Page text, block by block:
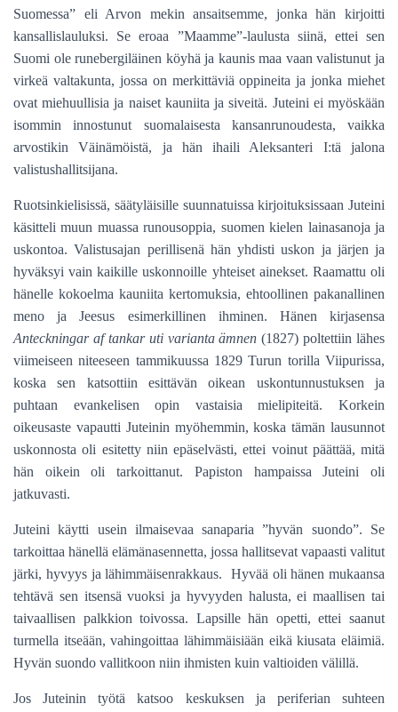
Suomessa” eli Arvon mekin ansaitsemme, jonka hän kirjoitti
kansallislauluksi. Se eroaa ”Maamme”-laulusta siinä, ettei sen
Suomi ole runebergiläinen köyhä ja kaunis maa vaan valistunut ja
virkeä valtakunta, jossa on merkittäviä oppineita ja jonka miehet
ovat miehuullisia ja naiset kauniita ja siveitä. Juteini ei myöskään
isommin innostunut suomalaisesta kansanrunoudesta, vaikka
arvostikin Väinämöistä, ja hän ihaili Aleksanteri I:tä jalona
valistushallitsijana.
Ruotsinkielisissä, säätyläisille suunnatuissa kirjoituksissaan Juteini
käsitteli muun muassa runousoppia, suomen kielen lainasanoja ja
uskontoa. Valistusajan perillisenä hän yhdisti uskon ja järjen ja
hyväksyi vain kaikille uskonnoille yhteiset ainekset. Raamattu oli
hänelle kokoelma kauniita kertomuksia, ehtoollinen pakanallinen
meno ja Jeesus esimerkillinen ihminen. Hänen kirjasensa
Anteckningar af tankar uti varianta ämnen (1827) poltettiin lähes
viimeiseen niteeseen tammikuussa 1829 Turun torilla Viipurissa,
koska sen katsottiin esittävän oikean uskontunnustuksen ja
puhtaan evankelisen opin vastaisia mielipiteitä. Korkein
oikeusaste vapautti Juteinin myöhemmin, koska tämän lausunnot
uskonnosta oli esitetty niin epäselvästi, ettei voinut päättää, mitä
hän oikein oli tarkoittanut. Papiston hampaissa Juteini oli
jatkuvasti.
Juteini käytti usein ilmaisevaa sanaparia ”hyvän suondo”. Se
tarkoittaa hänellä elämänasennetta, jossa hallitsevat vapaasti valitut
järki, hyvyys ja lähimmäisenrakkaus. Hyvää oli hänen mukaansa
tehtävä sen itsensä vuoksi ja hyvyyden halusta, ei maallisen tai
taivaallisen palkkion toivossa. Lapsille hän opetti, ettei saanut
turmella itseään, vahingoittaa lähimmäisiään eikä kiusata eläimiä.
Hyvän suondo vallitkoon niin ihmisten kuin valtioiden välillä.
Jos Juteinin työtä katsoo keskuksen ja periferian suhteen